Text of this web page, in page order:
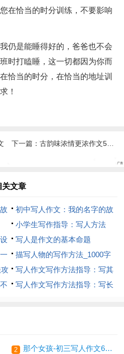
在恰当的时分训练，不要影响
仍是能睡得好的，爸爸也不会
时打瞌睡，这一切都因为你而
恰当的时分，在恰当的地址训
！
下一篇： 古韵味浓情更浓作文500字
关文章
初中写人作文：我的名字的故
事小学生写作指导：写人方法
写人是作文的基本命题
描写人物的写作方法_1000字
写人作文写作方法指导：写其
他人
写人作文写作方法指导：写长
2 那个女孩-初三写人作文600字